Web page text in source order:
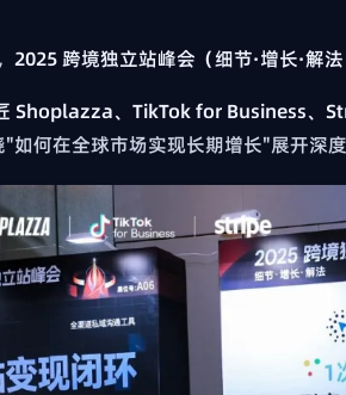
2025 跨境独立站峰会（细节·增长·解法
Shoplazza、TikTok for Business、
如何在全球市场实现长期增长"展开深度